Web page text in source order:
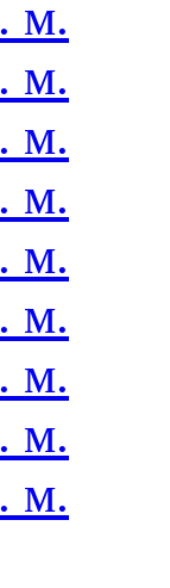
м.
м.
м.
м.
м.
м.
м.
м.
м.